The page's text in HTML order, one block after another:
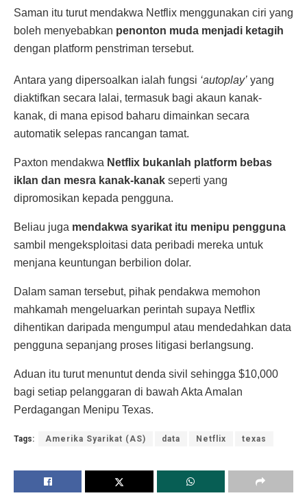
Saman itu turut mendakwa Netflix menggunakan ciri yang
boleh menyebabkan penonton muda menjadi ketagih
dengan platform penstriman tersebut.
Antara yang dipersoalkan ialah fungsi ‘autoplay’ yang
diaktifkan secara lalai, termasuk bagi akaun kanak-
kanak, di mana episod baharu dimainkan secara
automatik selepas rancangan tamat.
Paxton mendakwa Netflix bukanlah platform bebas
iklan dan mesra kanak-kanak seperti yang
dipromosikan kepada pengguna.
Beliau juga mendakwa syarikat itu menipu pengguna
sambil mengeksploitasi data peribadi mereka untuk
menjana keuntungan berbilion dolar.
Dalam saman tersebut, pihak pendakwa memohon
mahkamah mengeluarkan perintah supaya Netflix
dihentikan daripada mengumpul atau mendedahkan data
pengguna sepanjang proses litigasi berlangsung.
Aduan itu turut menuntut denda sivil sehingga $10,000
bagi setiap pelanggaran di bawah Akta Amalan
Perdagangan Menipu Texas.
Tags: Amerika Syarikat (AS) data Netflix texas